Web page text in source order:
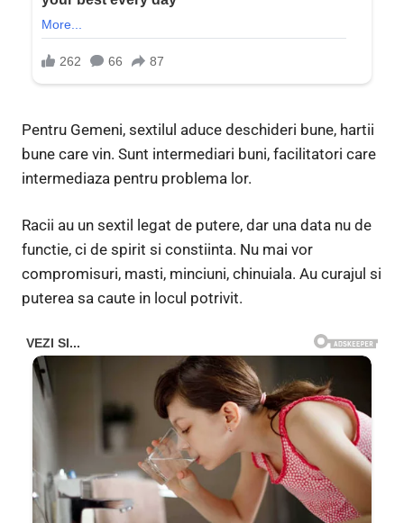
Pentru Gemeni, sextilul aduce deschideri bune, hartii
bune care vin. Sunt intermediari buni, facilitatori care
intermediaza pentru problema lor.
Racii au un sextil legat de putere, dar una data nu de
functie, ci de spirit si constiinta. Nu mai vor
compromisuri, masti, minciuni, chinuiala. Au curajul si
puterea sa caute in locul potrivit.